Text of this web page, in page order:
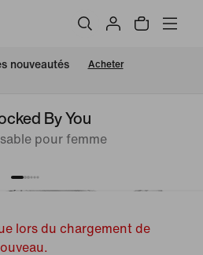
nouveautés Acheter
By You
pour femme
lors du chargement de